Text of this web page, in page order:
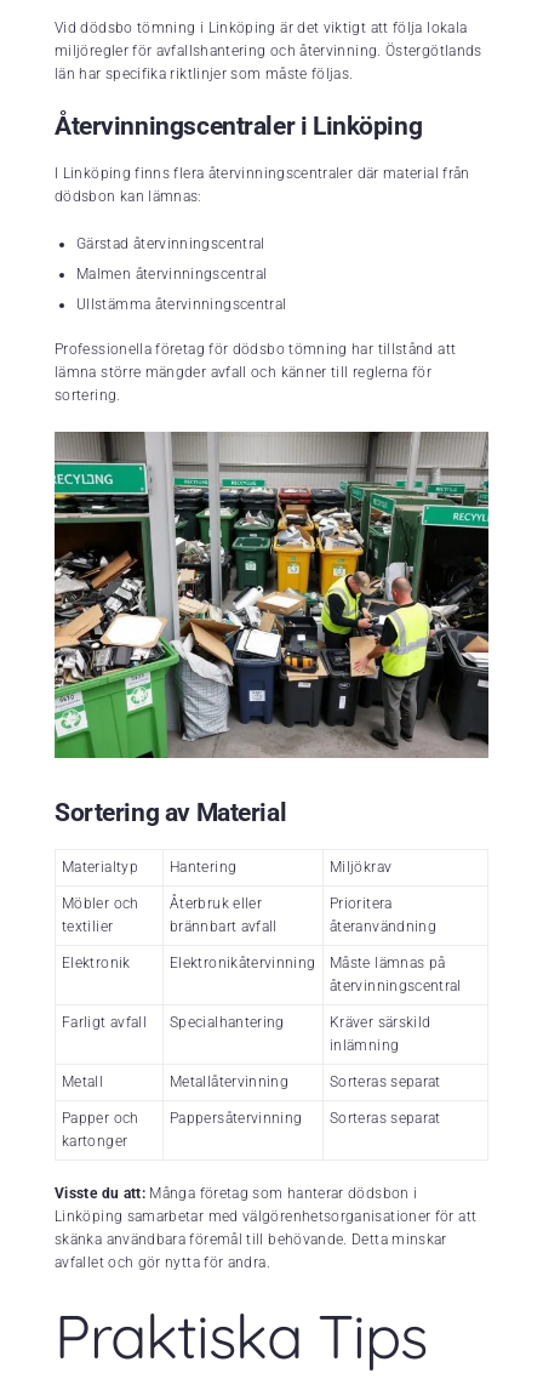
Vid dödsbo tömning i Linköping är det viktigt att följa lokala
miljöregler för avfallshantering och återvinning. Östergötlands
län har specifika riktlinjer som måste följas.
Återvinningscentraler i Linköping
I Linköping finns flera återvinningscentraler där material från
dödsbon kan lämnas:
Gärstad återvinningscentral
Malmen återvinningscentral
Ullstämma återvinningscentral
Professionella företag för dödsbo tömning har tillstånd att
lämna större mängder avfall och känner till reglerna för
sortering.
Sortering av Material
Materialtyp Hantering Miljökrav
Möbler och
textilier
Återbruk eller
brännbart avfall
Prioritera
återanvändning
Elektronik Elektronikåtervinning
Måste lämnas på
återvinningscentral
Farligt avfall Specialhantering
Kräver särskild
inlämning
Metall Metallåtervinning Sorteras separat
Papper och
kartonger
Pappersåtervinning Sorteras separat
Visste du att: Många företag som hanterar dödsbon i
Linköping samarbetar med välgörenhetsorganisationer för att
skänka användbara föremål till behövande. Detta minskar
avfallet och gör nytta för andra.
Praktiska Tips